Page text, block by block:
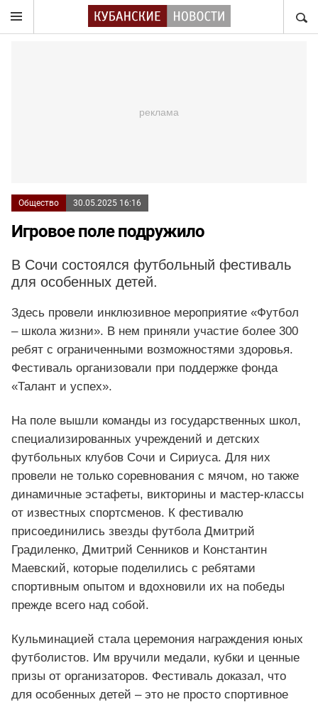
Общество 30.05.2025 16:16
Игровое поле подружило
В Сочи состоялся футбольный фестиваль
для особенных детей.
Здесь провели инклюзивное мероприятие «Футбол
– школа жизни». В нем приняли участие более 300
ребят с ограниченными возможностями здоровья.
Фестиваль организовали при поддержке фонда
«Талант и успех».
На поле вышли команды из государственных школ,
специализированных учреждений и детских
футбольных клубов Сочи и Сириуса. Для них
провели не только соревнования с мячом, но также
динамичные эстафеты, викторины и мастер-классы
от известных спортсменов. К фестивалю
присоединились звезды футбола Дмитрий
Градиленко, Дмитрий Сенников и Константин
Маевский, которые поделились с ребятами
спортивным опытом и вдохновили их на победы
прежде всего над собой.
Кульминацией стала церемония награждения юных
футболистов. Им вручили медали, кубки и ценные
призы от организаторов. Фестиваль доказал, что
для особенных детей – это не просто спортивное